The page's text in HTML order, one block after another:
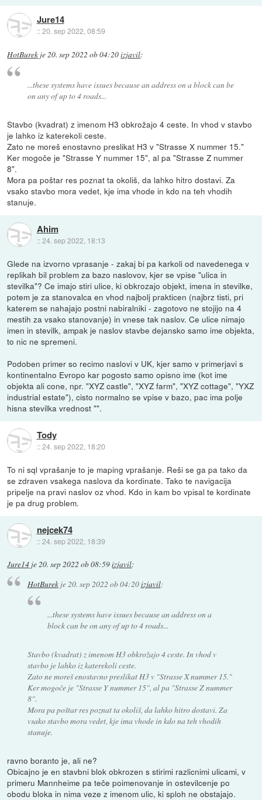
Jure14
::20. sep 2022, 08:59
HotBurek je20. sep 2022 ob 04:20izjavil:
...these systems have issues because an address on a block can be
on any of up to 4 roads...
Stavbo (kvadrat) z imenom H3 obkrožajo 4 ceste. In vhod v stavbo
je lahko iz katerekoli ceste.
Zato ne moreš enostavno preslikat H3 v "Strasse X nummer 15."
Ker mogoče je "Strasse Y nummer 15", al pa "Strasse Z nummer
8".
Mora pa poštar res poznat ta okoliš, da lahko hitro dostavi. Za
vsako stavbo mora vedet, kje ima vhode in kdo na teh vhodih
stanuje.
Ahim
::24. sep 2022, 18:13
Glede na izvorno vprasanje - zakaj bi pa karkoli od navedenega v
replikah bil problem za bazo naslovov, kjer se vpise "ulica in
stevilka"? Ce imajo stiri ulice, ki obkrozajo objekt, imena in stevilke,
potem je za stanovalca en vhod najbolj prakticen (najbrz tisti, pri
katerem se nahajajo postni nabiralniki - zagotovo ne stojijo na 4
mestih za vsako stanovanje) in vnese tak naslov. Ce ulice nimajo
imen in stevilk, ampak je naslov stavbe dejansko samo ime objekta,
to nic ne spremeni.
Podoben primer so recimo naslovi v UK, kjer samo v primerjavi s
kontinentalno Evropo kar pogosto samo opisno ime (kot ime
objekta ali cone, npr. "XYZ castle", "XYZ farm", "XYZ cottage", "YXZ
industrial estate"), cisto normalno se vpise v bazo, pac ima polje
hisna stevilka vrednost "".
Tody
::24. sep 2022, 18:20
To ni sql vprašanje to je maping vprašanje. Reši se ga pa tako da
se zdraven vsakega naslova da kordinate. Tako te navigacija
pripelje na pravi naslov oz vhod. Kdo in kam bo vpisal te kordinate
je pa drug problem.
nejcek74
::24. sep 2022, 18:39
Jure14 je20. sep 2022 ob 08:59izjavil:
HotBurekje20. sep 2022 ob 04:20izjavil:
...these systems have issues because an address on a
block can be on any of up to 4 roads...
Stavbo (kvadrat) z imenom H3 obkrožajo 4 ceste. In vhod v
stavbo je lahko iz katerekoli ceste.
Zato ne moreš enostavno preslikat H3 v "Strasse X nummer 15."
Ker mogoče je "Strasse Y nummer 15", al pa "Strasse Z nummer
8".
Mora pa poštar res poznat ta okoliš, da lahko hitro dostavi. Za
vsako stavbo mora vedet, kje ima vhode in kdo na teh vhodih
stanuje.
ravno boranto je, ali ne?
Obicajno je en stavbni blok obkrozen s stirimi razlicnimi ulicami, v
primeru Mannheime pa teče poimenovanje in ostevilcenje po
obodu bloka in nima veze z imenom ulic, ki sploh ne obstajajo.